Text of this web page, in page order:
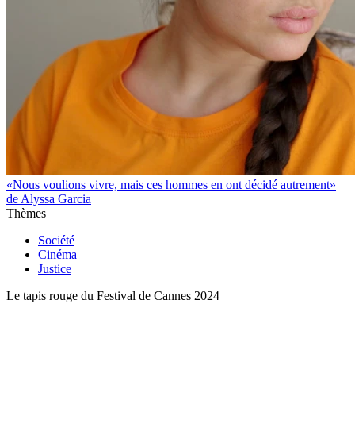
«Nous voulions vivre, mais ces hommes en ont décidé autrement»
de Alyssa Garcia
Thèmes
Société
Cinéma
Justice
Le tapis rouge du Festival de Cannes 2024